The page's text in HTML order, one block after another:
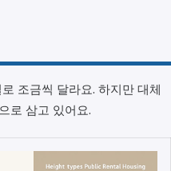
조금씩 달라요. 하지만 대체
로 삼고 있어요.